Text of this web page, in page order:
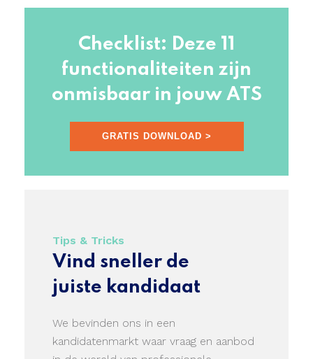
Checklist: Deze 11
functionaliteiten zijn
onmisbaar in jouw ATS
GRATIS DOWNLOAD >
Tips & Tricks
Vind sneller de
juiste kandidaat
We bevinden ons in een
kandidatenmarkt waar vraag en aanbod